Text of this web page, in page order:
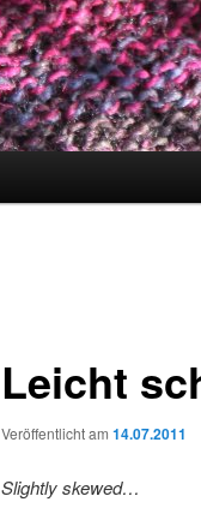
Leicht
Veröffentlicht am 14.07.2011
Slightly skewed…